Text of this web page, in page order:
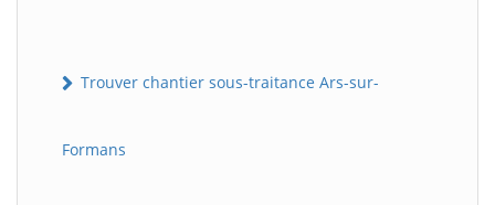
Trouver chantier sous-traitance Ars-sur-
Formans